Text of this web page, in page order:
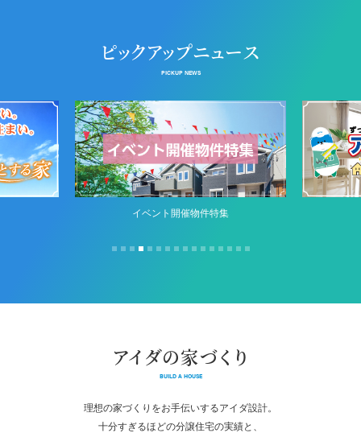
ピックアップニュース
PICKUP NEWS
イベント開催物件特集
アイダの家づくり
BUILD A HOUSE
理想の家づくりをお手伝いするアイダ設計。
十分すぎるほどの分譲住宅の実績と、